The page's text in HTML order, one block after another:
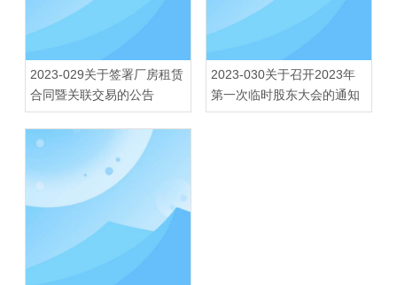
2023-029关于签署厂房租赁
合同暨关联交易的公告
2023-030关于召开2023年
第一次临时股东大会的通知